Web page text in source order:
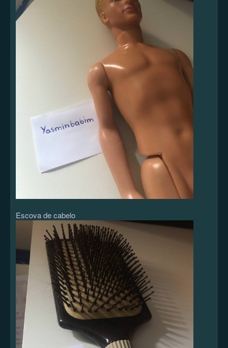
Escova de cabelo